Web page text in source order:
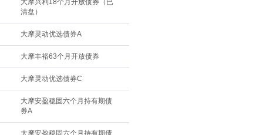
大摩兴利18个月开放债券（已
清盘）
大摩灵动优选债券A
大摩丰裕63个月开放债券
大摩灵动优选债券C
大摩安盈稳固六个月持有期债
券A
大摩安盈稳固六个月持有期债